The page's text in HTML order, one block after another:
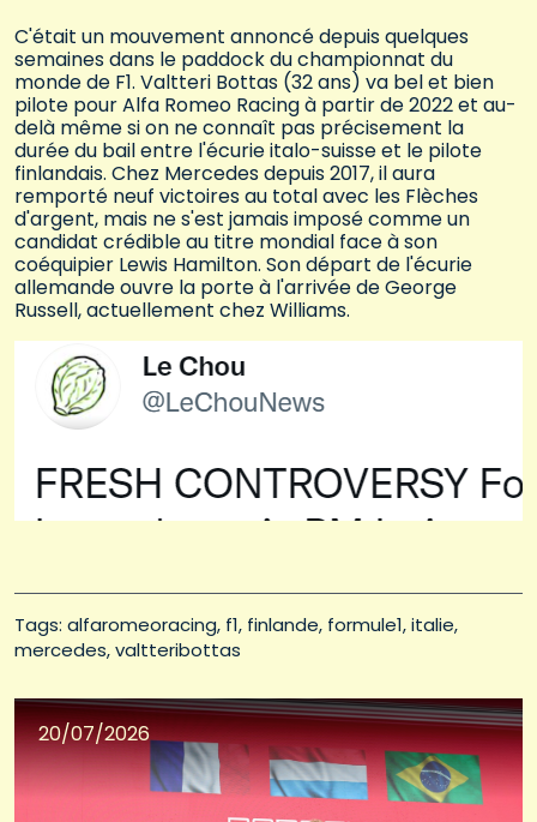
C'était un mouvement annoncé depuis quelques
semaines dans le paddock du championnat du
monde de F1. Valtteri Bottas (32 ans) va bel et bien
pilote pour Alfa Romeo Racing à partir de 2022 et au-
delà même si on ne connaît pas précisement la
durée du bail entre l'écurie italo-suisse et le pilote
finlandais. Chez Mercedes depuis 2017, il aura
remporté neuf victoires au total avec les Flèches
d'argent, mais ne s'est jamais imposé comme un
candidat crédible au titre mondial face à son
coéquipier Lewis Hamilton. Son départ de l'écurie
allemande ouvre la porte à l'arrivée de George
Russell, actuellement chez Williams.
Tags: alfaromeoracing f1 finlande formule1 italie
mercedes valtteribottas
20/07/2026